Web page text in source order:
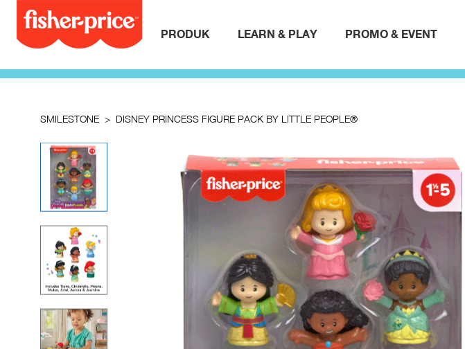
PRODUK LEARN & PLAY PROMO & EVENT
SMILESTONE DISNEY PRINCESS FIGURE PACK BY LITTLE PEOPLE®